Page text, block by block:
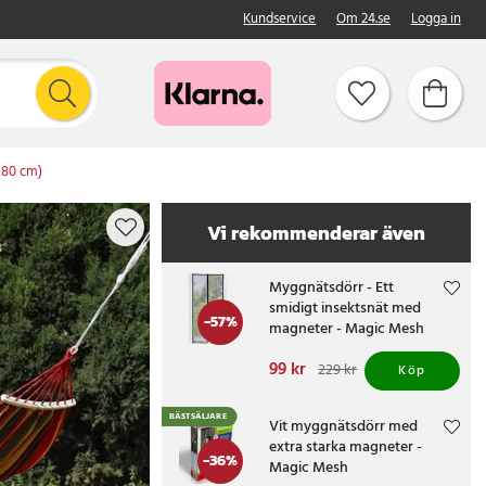
Kundservice Om 24.se Logga in
cm)
Vi rekommenderar även
-57%
Myggnätsdörr - Ett
smidigt insektsnät med
magneter - Magic Mesh
Nuvarande pris
Tidigare pris 229 kr
99 kr 229 kr Köp
-36%
BÄSTSÄLJARE
Vit myggnätsdörr med
extra starka magneter -
Magic Mesh